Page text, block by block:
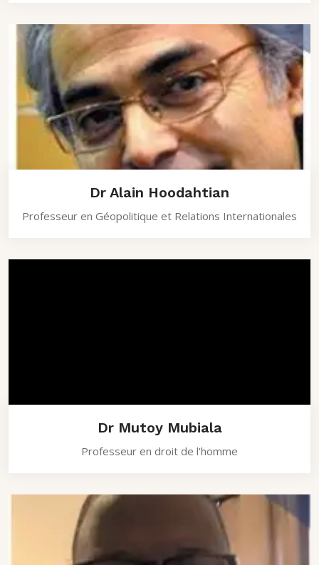
Dr Alain Hoodahtian
Professeur en Géopolitique et Relations Internationales
Dr Mutoy Mubiala
Professeur en droit de l'homme